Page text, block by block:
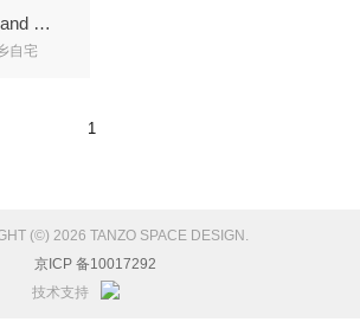
Guanzizai (Urban and rural housing)
自宅
1
(©) 2026 TANZO SPACE DESIGN.
京ICP 备10017292
技术支持